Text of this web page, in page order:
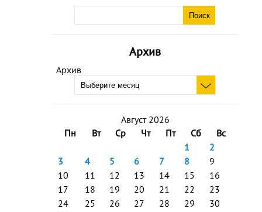
Архив
Архив
Август 2026
Пн
Вт Ср Чт Пт Сб
Вс
1
2
3
4 5 6 7 8
9
10
11 12 13 14 15
16
17
18 19 20 21 22
23
24
25 26 27 28 29
30